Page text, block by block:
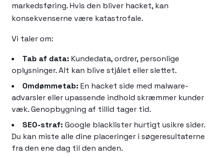
markedsføring. Hvis den bliver hacket, kan
konsekvenserne være katastrofale.
Vi taler om:
Tab af data: Kundedata, ordrer, personlige
oplysninger. Alt kan blive stjålet eller slettet.
Omdømmetab: En hacket side med malware-
advarsler eller upassende indhold skræmmer kunder
væk. Genopbygning af tillid tager tid.
SEO-straf: Google blacklister hurtigt usikre sider.
Du kan miste alle dine placeringer i søgeresultaterne
fra den ene dag til den anden.